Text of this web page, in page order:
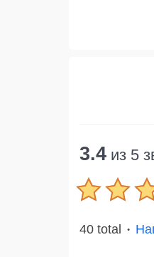
3.4 из 5
40 total ●